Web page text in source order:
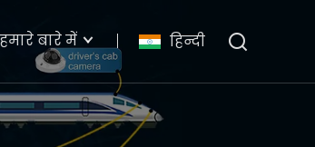
हिन्दी
हमारे बारे में